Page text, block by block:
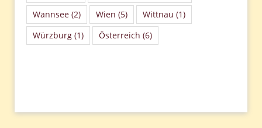
Wannsee (2) Wien (5) Wittnau (1)
Würzburg (1) Österreich (6)